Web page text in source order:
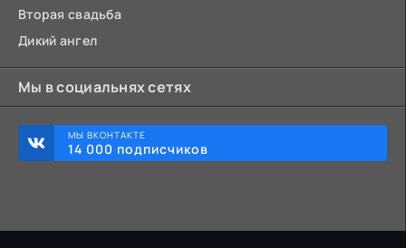
Вторая свадьба
Дикий ангел
Мы в социальнях сетях
МЫ ВКОНТАКТЕ
14 000 подписчиков